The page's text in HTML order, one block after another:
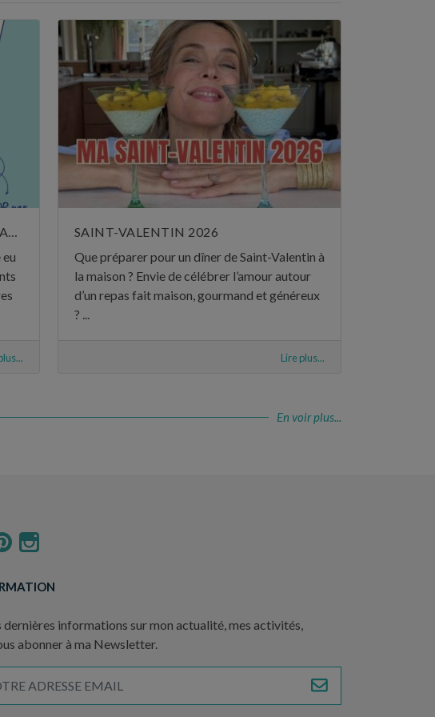
SAINT-VALENTIN 2026
Que préparer pour un dîner de Saint-Valentin à
la maison ? Envie de célébrer l’amour autour
d’un repas fait maison, gourmand et généreux
? ...
Lire plus...
En voir plus...
dernières informations sur mon actualité, mes activités,
abonner à ma Newsletter.